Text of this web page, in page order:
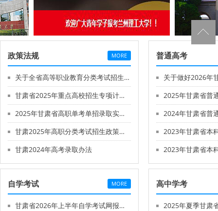
MORE
政策法规
关于全省高等职业教育分类考试招生中职升学考试有关工作的补充说明
甘肃省2025年重点高校招生专项计划实施办法
2025年甘肃省高职单考单招录取实施方案
甘肃2025年高职分类考试招生政策发布
甘肃2024年高考录取办法
普通高考
MORE
自学考试
甘肃省2026年上半年自学考试网报须知
高中学考